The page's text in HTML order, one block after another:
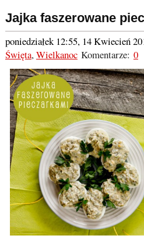
Jajka faszerowane
poniedziałek 12:55, 14 Kwiecień
Święta,WielkanocKomentarze: 0